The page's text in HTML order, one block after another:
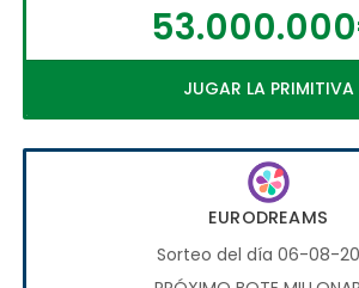
JUGAR LA PRIMITIVA
EURODREAMS
Sorteo del día 06-08-